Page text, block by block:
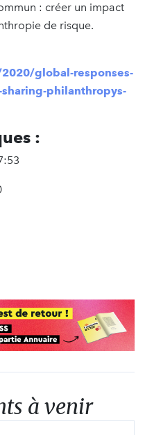
: créer un impact
de risque.
global-responses-
philanthropys-
:
à venir